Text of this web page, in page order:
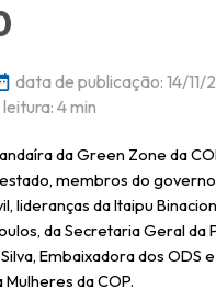
data de publicação: 14/11/
4 min
da Green Zone da
membros do
lideranças da Itaipu
da Secretaria Geral da
Embaixadora dos ODS
da COP.